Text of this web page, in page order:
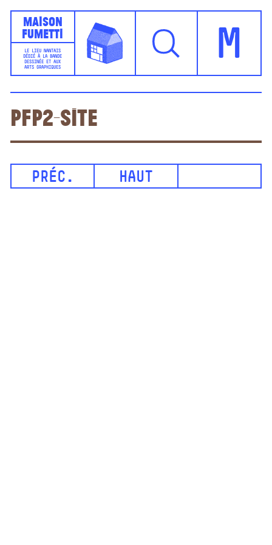
Maison
Fumetti
LE LIEU NANTAIS
DÉDIÉ À LA BANDE
DESSINÉE ET AUX
ARTS GRAPHIQUES
M
PFP2-site
PRÉC. HAUT